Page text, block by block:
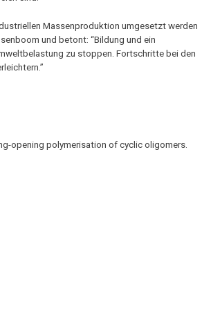
Massenproduktion umgesetzt werden
und betont: “Bildung und ein
zu stoppen. Fortschritte bei den
opening polymerisation of cyclic oligomers.